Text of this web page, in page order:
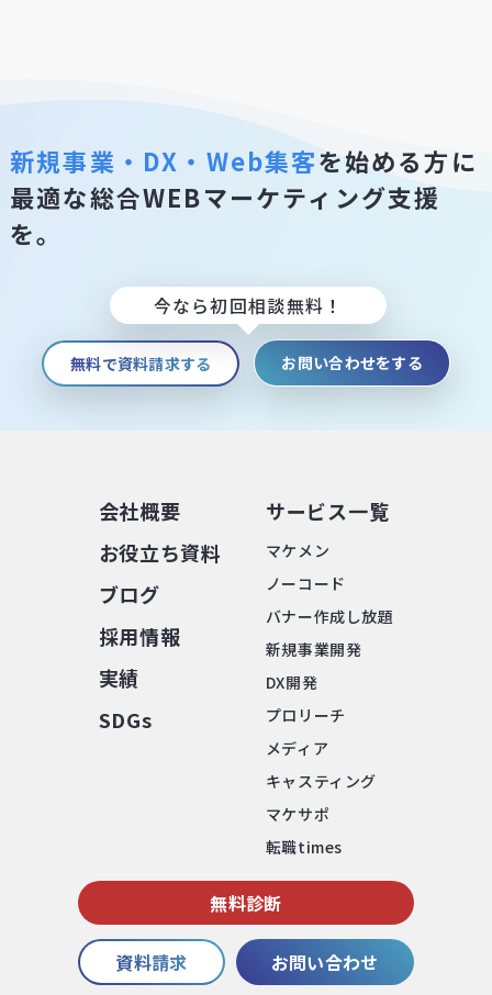
新規事業・DX・Web集客を始める方に
最適な総合WEBマーケティング支援
を。
今なら初回相談無料！
無料で資料請求する お問い合わせをする
会社概要
お役⽴ち資料
ブログ
採⽤情報
実績
SDGs
サービス⼀覧
マケメン
ノーコード
バナー作成し放題
新規事業開発
DX開発
プロリーチ
メディア
キャスティング
マケサポ
転職times
無料診断
資料請求 お問い合わせ